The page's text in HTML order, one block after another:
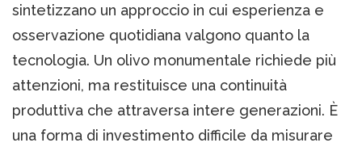
sintetizzano un approccio in cui esperienza e
osservazione quotidiana valgono quanto la
tecnologia. Un olivo monumentale richiede più
attenzioni, ma restituisce una continuità
produttiva che attraversa intere generazioni. È
una forma di investimento difficile da misurare